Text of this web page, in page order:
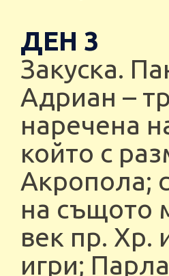
ДЕН 3
Закуска.
Адриан –
наречена
който с
Акропола;
на същото
век пр. Хр.
игри;